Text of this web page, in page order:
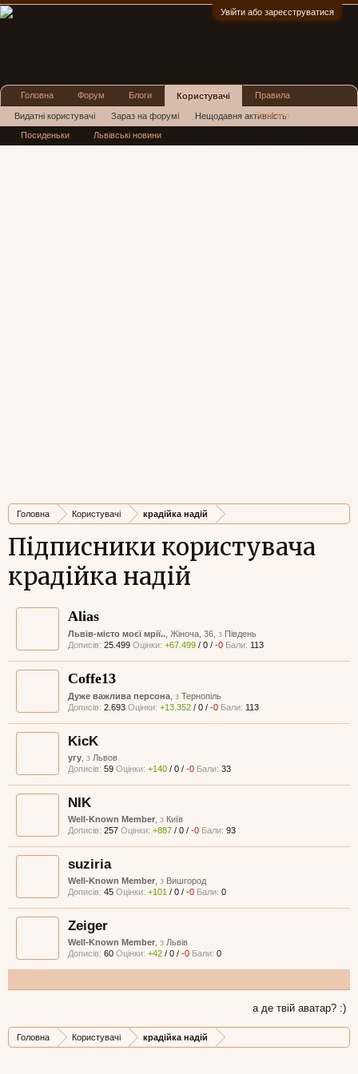
Увійти або зареєструватися
Головна Користувачі крадійка надій
Підписники користувача
крадійка надій
Alias
Львів-місто моєї мрії.. , Жіноча, 36, з Південь
Дописів: 25.499 Оцінки: +67.499 / 0 / -0 Бали: 113
Coffe13
Дуже важлива персона з Тернопіль
Дописів: 2.693 Оцінки: +13.352 / 0 / -0 Бали: 113
KicK
угу з Львов
Дописів: 59 Оцінки: +140 / 0 / -0 Бали: 33
NIK
Well-Known Member з Київ
Дописів: 257 Оцінки: +887 / 0 / -0 Бали: 93
suziria
Well-Known Member з Вишгород
Дописів: 45 Оцінки: +101 / 0 / -0 Бали: 0
Zeiger
Well-Known Member з Львів
Дописів: 60 Оцінки: +42 / 0 / -0 Бали: 0
а де твій аватар? :)
Головна Користувачі крадійка надій
Головна Форум Блоги Користувачі
Видатні користувачі Зараз на форумі Нещодавня активність
Нові повідомлення профілю
Правила
Реклама
Посиденьки Львівські новини